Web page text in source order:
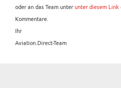
oder an das Team unterunter diesem Link
Kommentare.
Ihr
Aviation.Direct-Team